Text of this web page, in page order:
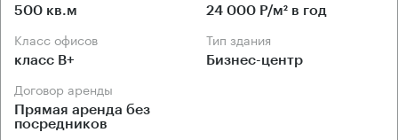
500 кв.м 24 000 Р/м² в год
Класс офисов
класс B+
Тип здания
Бизнес-центр
Договор аренды
Прямая аренда без
посредников